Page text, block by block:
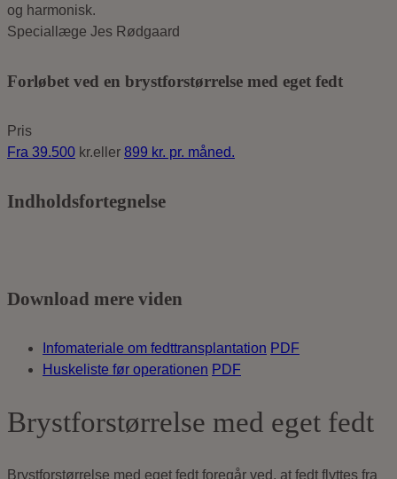
Speciallæge Jes Rødgaard
Forløbet ved en brystforstørrelse med eget fedt
Pris
Fra 39.500 kr.eller 899 kr. pr. måned.
Indholdsfortegnelse
Download mere viden
Infomateriale om fedttransplantation PDF
Huskeliste før operationen PDF
Brystforstørrelse med eget fedt
Brystforstørrelse med eget fedt foregår ved, at fedt flyttes fra